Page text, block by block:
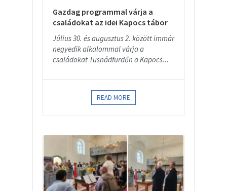
Gazdag programmal várja a
családokat az idei Kapocs tábor
Július 30. és augusztus 2. között immár
negyedik alkalommal várja a
családokat Tusnádfürdőn a Kapocs...
READ MORE